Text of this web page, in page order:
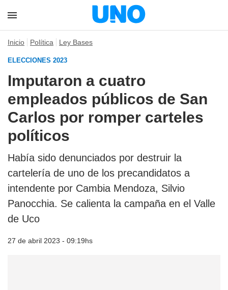
Inicio Política Ley Bases
ELECCIONES 2023
Imputaron a cuatro
empleados públicos de San
Carlos por romper carteles
políticos
Había sido denunciados por destruir la
cartelería de uno de los precandidatos a
intendente por Cambia Mendoza, Silvio
Panocchia. Se calienta la campaña en el Valle
de Uco
27 de abril 2023 - 09:19hs